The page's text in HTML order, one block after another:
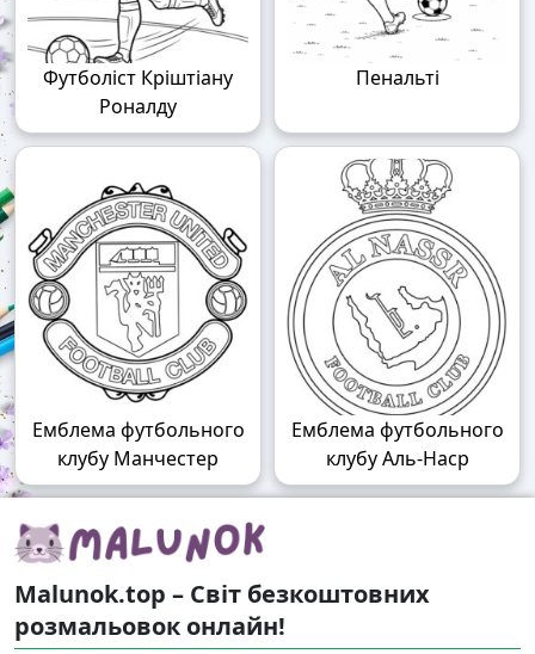
Футболіст Кріштіану
Роналду
Пенальті
Емблема футбольного
клубу Манчестер
Емблема футбольного
клубу Аль-Наср
Malunok.top – Світ безкоштовних
розмальовок онлайн!